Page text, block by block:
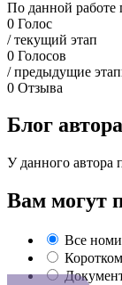
По данной работе
0 Голос
/ текущий этап
0 Голосов
/ предыдущие
0 Отзыва
Блог автора
У данного автора
Вам могут
Все